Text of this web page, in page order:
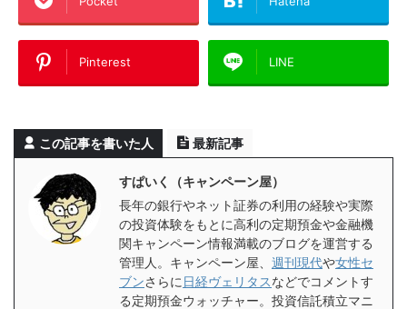
Pinterest LINE
この記事を書いた人 最新記事
すぱいく（キャンペーン屋）
長年の銀行やネット証券の利用の経験や実際
の投資体験をもとに高利の定期預金や金融機
関キャンペーン情報満載のブログを運営する
管理人。キャンペーン屋、 週刊現代や女性セ
ブンさらに 日経ヴェリタスなどでコメントす
る定期預金ウォッチャー。投資信託積立マニ